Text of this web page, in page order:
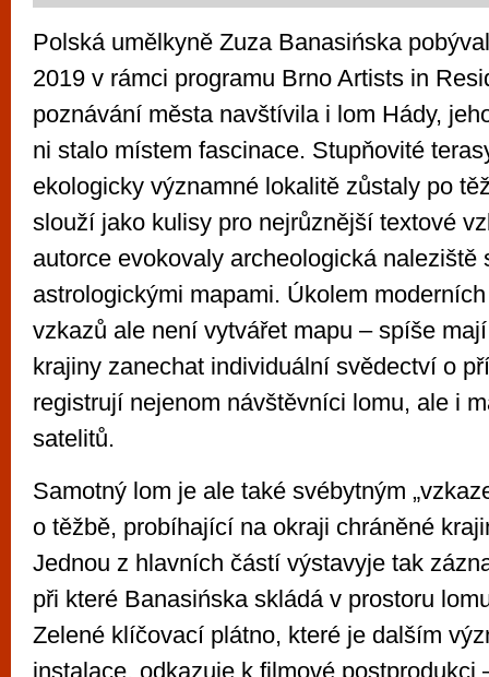
Polská umělkyně Zuza Banasińska
2019 v rámci programu Brno Artists in
poznávání města navštívila i lom Hády,
ni stalo místem fascinace. Stupňovité
ekologicky významné lokalitě zůstaly po
slouží jako kulisy pro nejrůznější textové
autorce evokovaly archeologická naleziště
astrologickými mapami. Úkolem
vzkazů ale není vytvářet mapu – spíše
krajiny zanechat individuální svědectví o
registrují nejenom návštěvníci lomu, ale i
satelitů.
Samotný lom je ale také svébytným
o těžbě, probíhající na okraji chráněné
Jednou z hlavních částí výstavyje tak
při které Banasińska skládá v prostoru
Zelené klíčovací plátno, které je dalším
instalace, odkazuje k filmové postprodukci